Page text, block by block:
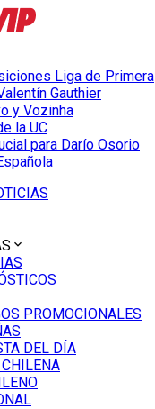
Liga de Primera
Gauthier
y Vozinha
la UC
para Darío Osorio
PROMOCIONALES
DEL DÍA